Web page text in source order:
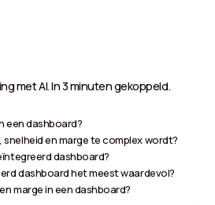
met AI. In 3 minuten gekoppeld.
een dashboard?
en marge te complex wordt?
dashboard?
dashboard het meest waardevol?
marge in een dashboard?